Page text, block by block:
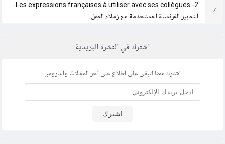
7
Les expressions françaises à utiliser avec ses collègues -2-
التعابير الفرنسية المستخدمة مع زملاء العمل
Les expressions françaises Courantes -2 - التعابير الفرنسية
التعابير الفرنسية التي تستخدم للتواصل في العمل
اشترك في النشرة البريدية
اشترك معنا لتبقى على اطلاع على آخر المقالات والدروس
اشترك